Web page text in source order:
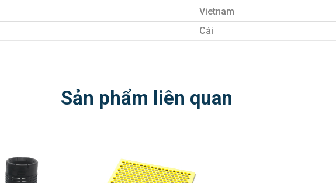
Vietnam
Cái
Sản phẩm liên quan